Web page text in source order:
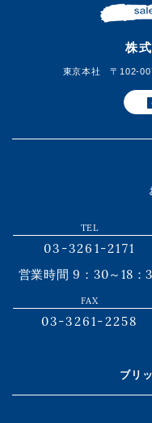
株
東京本社 〒102-
TEL
03-3261-2171
営業時間 9：30～18：
FAX
03-3261-2258
ブリ